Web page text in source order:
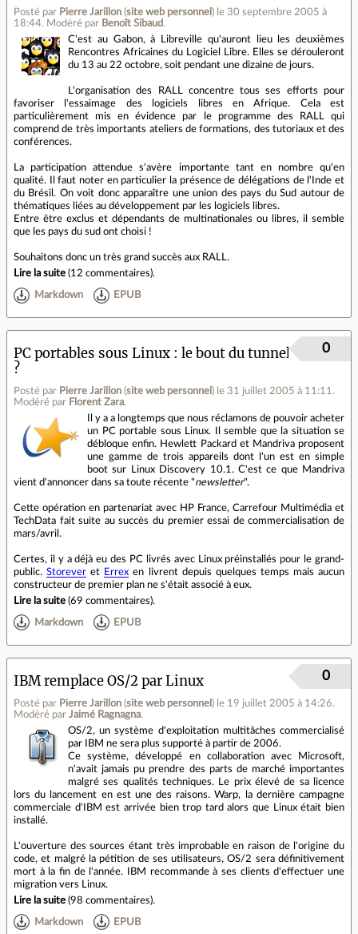
Posté par Pierre Jarillon (site web personnel ) le 30 septembre 2005 à
18:44. Modéré par Benoît Sibaud.
C'est au Gabon, à Libreville qu'auront lieu les deuxièmes
Rencontres Africaines du Logiciel Libre. Elles se dérouleront
du 13 au 22 octobre, soit pendant une dizaine de jours.
L'organisation des RALL concentre tous ses efforts pour
favoriser l'essaimage des logiciels libres en Afrique. Cela est
particulièrement mis en évidence par le programme des RALL qui
comprend de très importants ateliers de formations, des tutoriaux et des
conférences.
La participation attendue s'avère importante tant en nombre qu'en
qualité. Il faut noter en particulier la présence de délégations de l'Inde et
du Brésil. On voit donc apparaître une union des pays du Sud autour de
thématiques liées au développement par les logiciels libres.
Entre être exclus et dépendants de multinationales ou libres, il semble
que les pays du sud ont choisi !
Souhaitons donc un très grand succès aux RALL.
Lire la suite (12 commentaires).
Markdown EPUB
PC portables sous Linux : le bout du tunnel
?
Posté par Pierre Jarillon (site web personnel ) le 31 juillet 2005 à 11:11 .
Modéré par Florent Zara.
0
Il y a a longtemps que nous réclamons de pouvoir acheter
un PC portable sous Linux. Il semble que la situation se
débloque enfin. Hewlett Packard et Mandriva proposent
une gamme de trois appareils dont l'un est en simple
boot sur Linux Discovery 10.1. C'est ce que Mandriva
vient d'annoncer dans sa toute récente "newsletter".
Cette opération en partenariat avec HP France, Carrefour Multimédia et
TechData fait suite au succès du premier essai de commercialisation de
mars/avril.
Certes, il y a déjà eu des PC livrés avec Linux préinstallés pour le grand-
public.Storever et Errex en livrent depuis quelques temps mais aucun
constructeur de premier plan ne s'était associé à eux.
Lire la suite (69 commentaires).
Markdown EPUB
IBM remplace OS/2 par Linux
Posté par Pierre Jarillon (site web personnel ) le 19 juillet 2005 à 14:26.
Modéré par Jaimé Ragnagna.
0
OS/2, un système d'exploitation multitâches commercialisé
par IBM ne sera plus supporté à partir de 2006.
Ce système, développé en collaboration avec Microsoft,
n'avait jamais pu prendre des parts de marché importantes
malgré ses qualités techniques. Le prix élevé de sa licence
lors du lancement en est une des raisons. Warp, la dernière campagne
commerciale d'IBM est arrivée bien trop tard alors que Linux était bien
installé.
L'ouverture des sources étant très improbable en raison de l'origine du
code, et malgré la pétition de ses utilisateurs, OS/2 sera définitivement
mort à la fin de l'année. IBM recommande à ses clients d'effectuer une
migration vers Linux.
Lire la suite (98 commentaires).
Markdown EPUB